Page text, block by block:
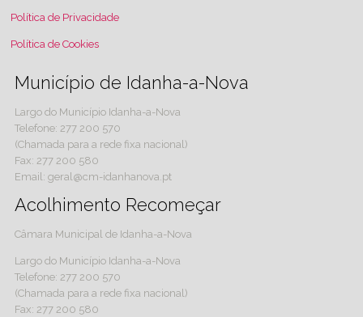
Política de Privacidade
Política de Cookies
Município de Idanha-a-Nova
Largo do Município Idanha-a-Nova
Telefone: 277 200 570
(Chamada para a rede fixa nacional)
Fax: 277 200 580
Email: geral@cm-idanhanova.pt
Acolhimento Recomeçar
Câmara Municipal de Idanha-a-Nova
Largo do Município Idanha-a-Nova
Telefone: 277 200 570
(Chamada para a rede fixa nacional)
Fax: 277 200 580